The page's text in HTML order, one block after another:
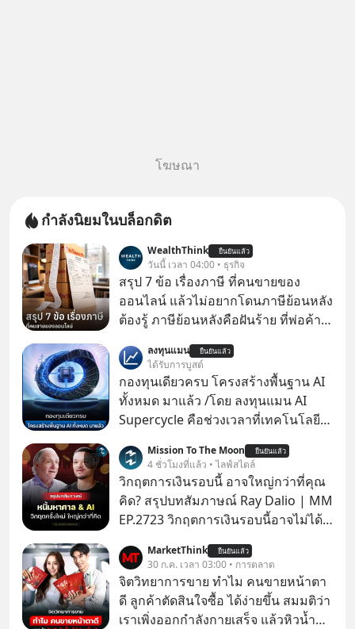
โฆษณา
กำลังนิยมในบล็อกดิต
WealthThink ยืนยันแล้ว
วันนี้ เวลา 04:00 • ธุรกิจ
สรุป 7 ข้อ เรื่องภาษี ที่คนขายของ
ออนไลน์ แล้วไม่อยากโดนภาษีย้อนหลัง
ต้องรู้ ภาษีย้อนหลังคือฝันร้าย ที่พ่อค้า
ลงทุนแมน ยืนยันแล้ว
ได้รับการบูสต์
กองทุนเดียวครบ โครงสร้างพื้นฐาน AI
ทั้งหมด มาแล้ว /โดย ลงทุนแมน AI
Supercycle คือช่วงเวลาที่เทคโนโลยี
เคลื่อนหลัก ของการเติบโตทาง
เศรษฐกิจ และวิถีชีวิตของผู้คนอย่าง
ยาวนานต่อจากนี้
Mission To The Moon ยืนยันแล้ว
4 ชั่วโมงที่แล้ว • ไลฟ์สไตล์
วิกฤตการเงินรอบนี้ อาจใหญ่กว่าที่คุณ
คิด? สรุปบทสัมภาษณ์ Ray Dalio | MM
EP.2723 วิกฤตการเงินรอบนี้อาจไม่ได้
Dalio ชายผู้เคยทำนายวิกฤตเศรษฐกิจ
มาแล้วหลายต่อหลายครั้ง ออกมาส่ง
สัญญาณเตือนระเบิดเวลาลูกใหม่ที่
กำลังก่อตัวขึ้น จาก "ระเบิดหนี้สิน
MarketThink ยืนยันแล้ว
30 ก.ค. เวลา 03:00 • การตลาด
จิตวิทยาการขาย ทำไม คนขายหน้าตา
ดี ลูกค้าตัดสินใจซื้อ ได้ง่ายขึ้น สมมติว่า
เราเพิ่งออกกำลังกายเสร็จ แล้วหิวน้ำ